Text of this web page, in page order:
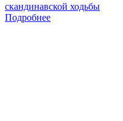
скандинавской ходьбы
Подробнее